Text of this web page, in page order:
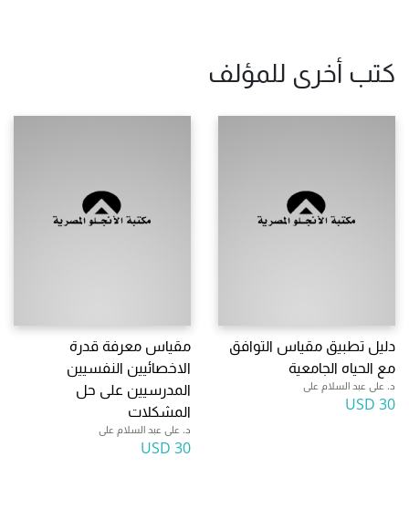
كتب أخرى للمؤلف
دليل تطبيق مقياس التوافق
مع الحياه الجامعية
د. على عبد السلام على
30 USD
مقياس معرفة قدرة
الاخصائيين النفسيين
المدرسيين على حل
المشكلات
د. على عبد السلام على
30 USD